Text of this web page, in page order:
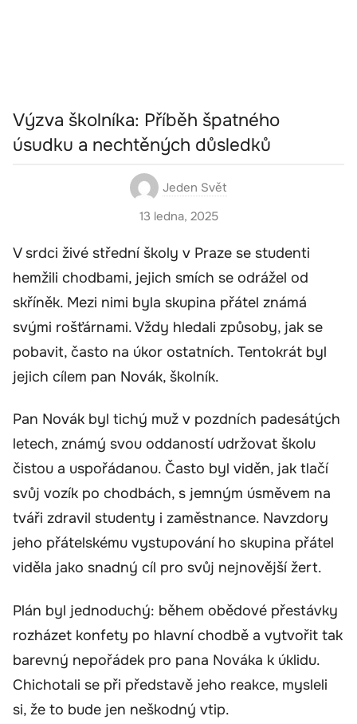
Výzva školníka: Příběh špatného
úsudku a nechtěných důsledků
Jeden Svět
13 ledna, 2025
V srdci živé střední školy v Praze se studenti
hemžili chodbami, jejich smích se odrážel od
skříněk. Mezi nimi byla skupina přátel známá
svými rošťárnami. Vždy hledali způsoby, jak se
pobavit, často na úkor ostatních. Tentokrát byl
jejich cílem pan Novák, školník.
Pan Novák byl tichý muž v pozdních padesátých
letech, známý svou oddaností udržovat školu
čistou a uspořádanou. Často byl viděn, jak tlačí
svůj vozík po chodbách, s jemným úsměvem na
tváři zdravil studenty i zaměstnance. Navzdory
jeho přátelskému vystupování ho skupina přátel
viděla jako snadný cíl pro svůj nejnovější žert.
Plán byl jednoduchý: během obědové přestávky
rozházet konfety po hlavní chodbě a vytvořit tak
barevný nepořádek pro pana Nováka k úklidu.
Chichotali se při představě jeho reakce, mysleli
si, že to bude jen neškodný vtip.